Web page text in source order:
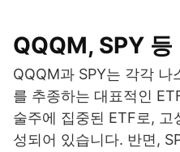
QQQM, SPY 등
QQQM과 SPY는 각각
를 추종하는 대표적인
술주에 집중된 ETF로,
성되어 있습니다. 반면,